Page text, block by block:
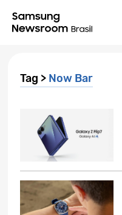
Tag > Now Bar